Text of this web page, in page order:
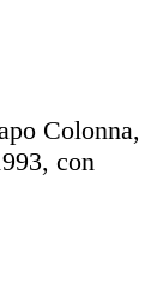
Colonna,
con